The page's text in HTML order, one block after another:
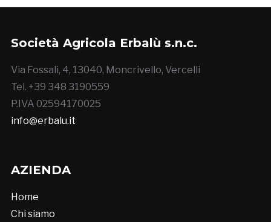
Società Agricola Erbalù s.n.c.
Via Fossali, 4, 13040, Moncrivello, Vercelli
Tel. +39 348 3190559
P.IVA 02594170025
info@erbalu.it
AZIENDA
Home
Chi siamo